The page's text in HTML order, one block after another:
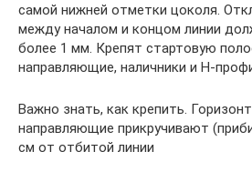
самой нижней отметки цоколя.
между началом и концом линии
более 1 мм. Крепят стартовую
направляющие, наличники и Н-
Важно знать, как крепить.
направляющие прикручивают
см от отбитой линии